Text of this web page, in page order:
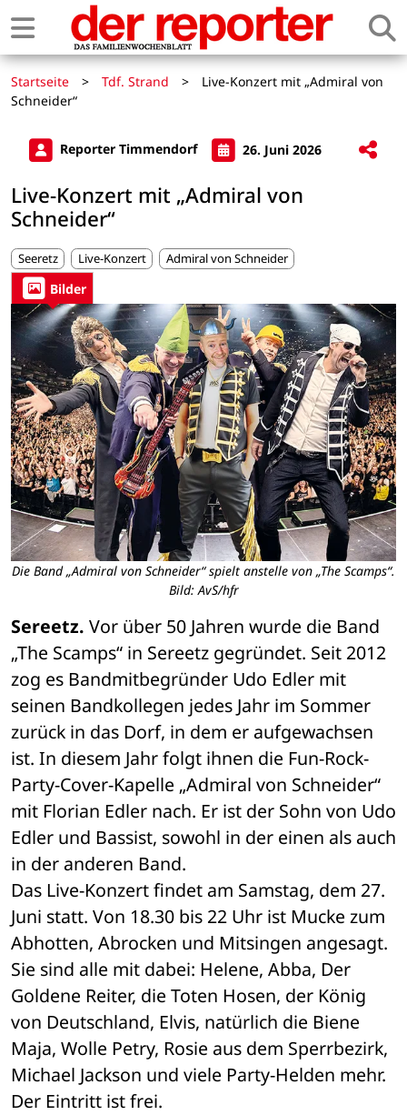
Startseite > Tdf. Strand >
Live-Konzert mit „Admiral von
Schneider“
Reporter Timmendorf 26. Juni 2026
Live-Konzert mit „Admiral von
Schneider“
Seeretz Live-Konzert Admiral von Schneider
Bilder
Die Band „Admiral von Schneider“ spielt anstelle von „The Scamps“.
Bild: AvS/hfr
Sereetz. Vor über 50 Jahren wurde die Band
„The Scamps“ in Sereetz gegründet. Seit 2012
zog es Bandmitbegründer Udo Edler mit
seinen Bandkollegen jedes Jahr im Sommer
zurück in das Dorf, in dem er aufgewachsen
ist. In diesem Jahr folgt ihnen die Fun-Rock-
Party-Cover-Kapelle „Admiral von Schneider“
mit Florian Edler nach. Er ist der Sohn von Udo
Edler und Bassist, sowohl in der einen als auch
in der anderen Band.
Das Live-Konzert findet am Samstag, dem 27.
Juni statt. Von 18.30 bis 22 Uhr ist Mucke zum
Abhotten, Abrocken und Mitsingen angesagt.
Sie sind alle mit dabei: Helene, Abba, Der
Goldene Reiter, die Toten Hosen, der König
von Deutschland, Elvis, natürlich die Biene
Maja, Wolle Petry, Rosie aus dem Sperrbezirk,
Michael Jackson und viele Party-Helden mehr.
Der Eintritt ist frei.